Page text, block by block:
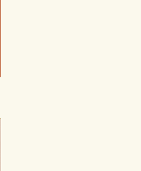
desde nuestro sistema. Es posible
de funcionar correctamente.